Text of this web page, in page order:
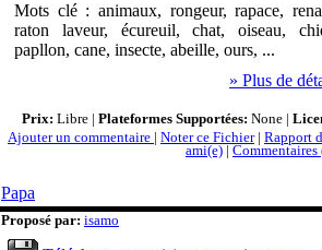
Mots clé : animaux, rongeur, rapace,
raton laveur, écureuil, chat, oiseau,
papllon, cane, insecte, abeille, ours, ...
» Plus de
Prix: Libre | Plateformes Supportées: None |
Ajouter un commentaire | Noter ce Fichier| Rapport
ami(e) | Commentaires
Papa
Proposé par: isamo